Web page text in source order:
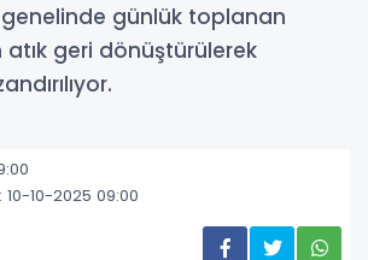
genelinde günlük toplanan
atık geri dönüştürülerek
10-2025 09:00